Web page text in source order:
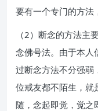
要有一个专门的方法
（2）断念的方法主
念佛号法。由于本人
过断念方法不分强弱
位戒友都不陌生，就
随，念起即觉，觉之